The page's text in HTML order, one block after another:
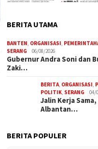
BERITA UTAMA
BANTEN ORGANISASI
SERANG
06/08/2026
Gubernur Andra Soni dan
Zaki…
BERITA ORGANISASI
POLITIK SERANG 04/
Jalin Kerja
Albantan…
BERITA POPULER